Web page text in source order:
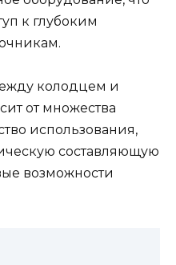
к глубоким
колодцем и
от множества
использования,
составляющую
возможности